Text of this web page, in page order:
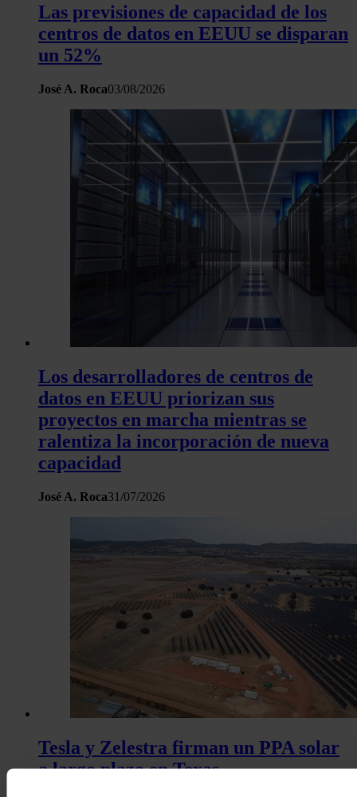
Las previsiones de capacidad de los
centros de datos en EEUU se disparan
un 52%
José A. Roca03/08/2026
Los desarrolladores de centros de
datos en EEUU priorizan sus
proyectos en marcha mientras se
ralentiza la incorporación de nueva
capacidad
José A. Roca31/07/2026
Tesla y Zelestra firman un PPA solar
a largo plazo en Texas